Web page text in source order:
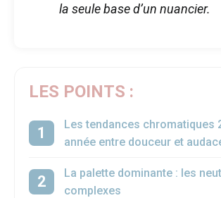
la seule base d’un nuancier.
LES POINTS :
Les tendances chromatiques
année entre douceur et
La palette dominante : les
complexes